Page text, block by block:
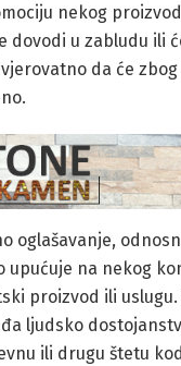
nekog
dovodi u zabludu ili
da će
oglašavanje,
upućuje na nekog
proizvod ili uslugu.
ljudsko
ili drugu štetu